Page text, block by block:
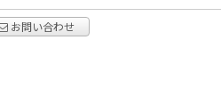
お問い合わせ